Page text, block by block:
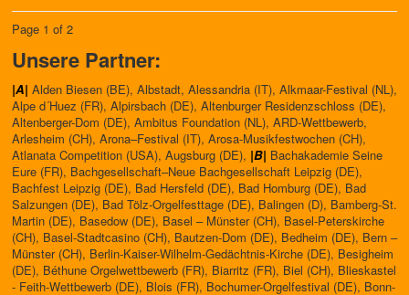
Page 1 of 2
Unsere Partner:
|A| Alden Biesen (BE), Albstadt, Alessandria (IT), Alkmaar-Festival (NL),
Alpe d´Huez (FR), Alpirsbach (DE), Altenburger Residenzschloss (DE),
Altenberger-Dom (DE), Ambitus Foundation (NL), ARD-Wettbewerb,
Arlesheim (CH), Arona–Festival (IT), Arosa-Musikfestwochen (CH),
Atlanata Competition (USA), Augsburg (DE), |B| Bachakademie Seine
Eure (FR), Bachgesellschaft–Neue Bachgesellschaft Leipzig (DE),
Bachfest Leipzig (DE), Bad Hersfeld (DE), Bad Homburg (DE), Bad
Salzungen (DE), Bad Tölz-Orgelfesttage (DE), Balingen (D), Bamberg-St.
Martin (DE), Basedow (DE), Basel – Münster (CH), Basel-Peterskirche
(CH), Basel-Stadtcasino (CH), Bautzen-Dom (DE), Bedheim (DE), Bern –
Münster (CH), Berlin-Kaiser-Wilhelm-Gedächtnis-Kirche (DE), Besigheim
(DE), Béthune Orgelwettbewerb (FR), Biarritz (FR), Biel (CH), Blieskastel
- Feith-Wettbewerb (DE), Blois (FR), Bochumer-Orgelfestival (DE), Bonn-